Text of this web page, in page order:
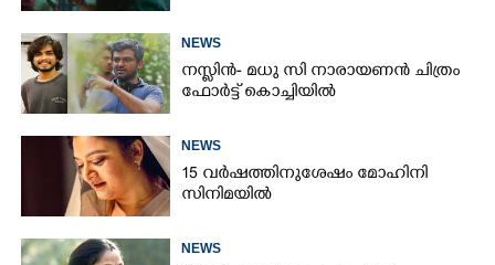
NEWS
നസ്ലിൻ- മധു സി നാരായണൻ ചിത്രം
ഫോർട്ട് കൊച്ചിയിൽ
NEWS
15 വർഷത്തിനുശേഷം മോഹിനി
സിനിമയിൽ
NEWS